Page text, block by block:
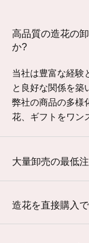
高品質の造花の
か?
当社は豊富な経験
と良好な関係を築
弊社の商品の多様
花、ギフトをワン
大量卸売の最低
造花を直接購入